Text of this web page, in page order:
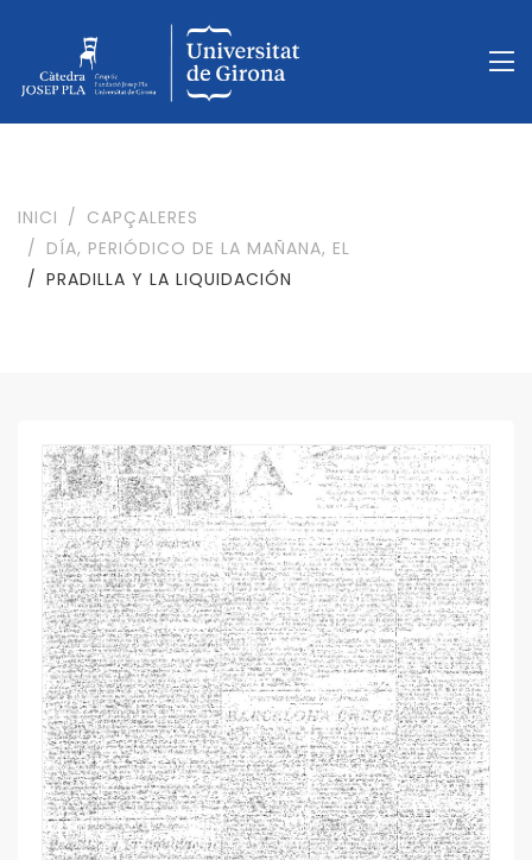
INICI
CAPÇALERES
DÍA, PERIÓDICO DE LA MAÑANA, EL
PRADILLA Y LA LIQUIDACIÓN